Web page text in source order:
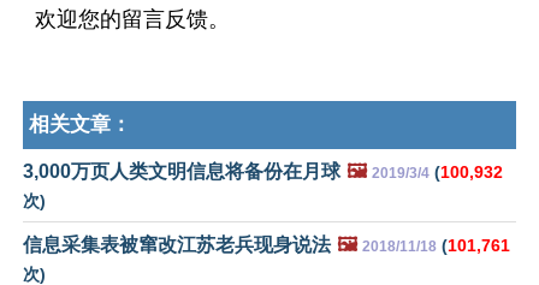
欢迎您的留言反馈。
相关文章：
3,000万页人类文明信息将备份在月球 🖼️ 2019/3/4 (100,932
次)
信息采集表被窜改江苏老兵现身说法 🖼️ 2018/11/18 (101,761
次)